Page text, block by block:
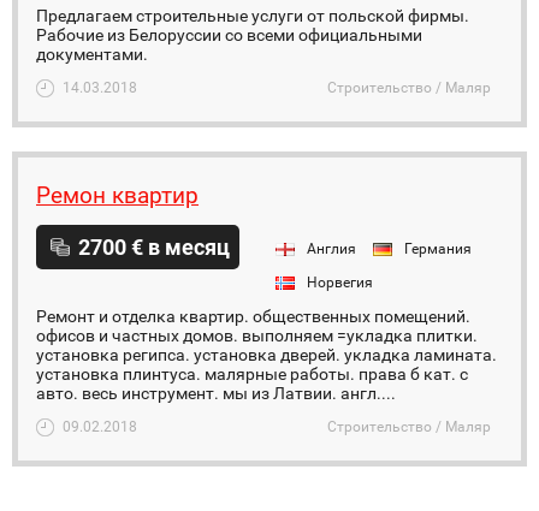
Предлагаем строительные услуги от польской фирмы.
Рабочие из Белоруссии со всеми официальными
документами.
14.03.2018 Строительство / Маляр
Ремон квартир
2700 € в месяц Англия
Германия
Норвегия
Ремонт и отделка квартир. общественных помещений.
офисов и частных домов. выполняем =укладка плитки.
установка регипса. установка дверей. укладка ламината.
установка плинтуса. малярные работы. права б кат. с
авто. весь инструмент. мы из Латвии. англ....
09.02.2018 Строительство / Маляр